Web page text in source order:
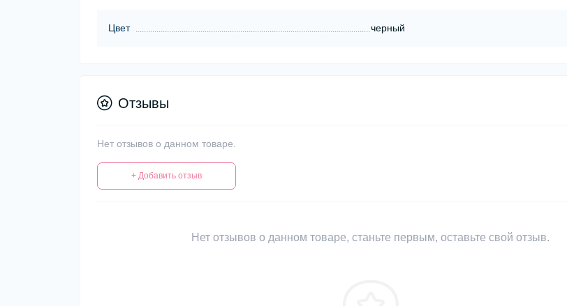
Цвет черный
Отзывы
Нет отзывов о данном товаре.
+ Добавить отзыв
Нет отзывов о данном товаре, станьте первым, оставьте свой отзыв.